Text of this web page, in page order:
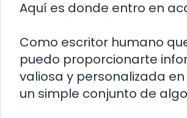
Aquí es donde entro en
Como escritor humano
puedo proporcionarte
valiosa y personalizada
un simple conjunto de